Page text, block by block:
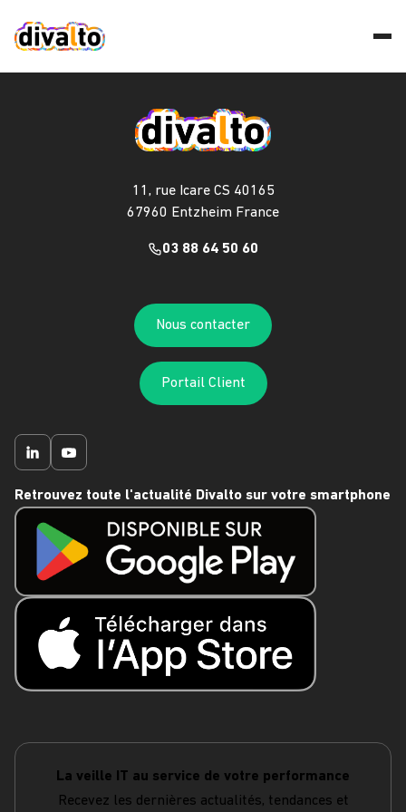
11, rue Icare CS 40165
67960 Entzheim France
03 88 64 50 60
Nous contacter
Portail Client
Retrouvez toute l'actualité Divalto sur votre smartphone
La veille IT au service de votre performance
Recevez les dernières actualités, tendances et